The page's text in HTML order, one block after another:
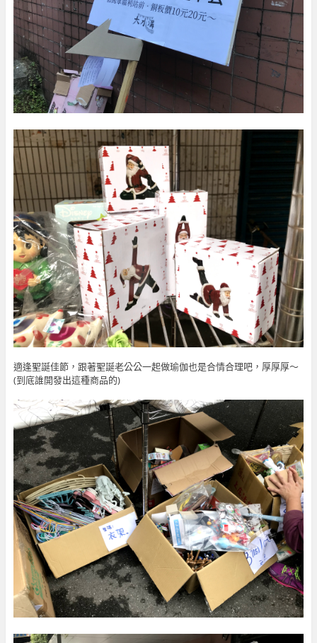
適逢聖誕佳節，跟著聖誕老公公一起做瑜伽也是合情合理吧，厚厚厚～
(到底誰開發出這種商品的)